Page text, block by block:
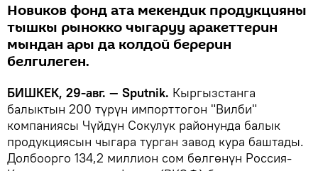
Новиков фонд ата мекендик продукцияны
тышкы рынокко чыгаруу аракеттерин
мындан ары да колдой берерин
белгилеген.
БИШКЕК, 29-авг. — Sputnik. Кыргызстанга
балыктын 200 түрүн импорттогон "Вилби"
компаниясы Чүйдүн Сокулук районунда балык
продукциясын чыгара турган завод кура баштады.
Долбоорго 134,2 миллион сом бөлгөнүн Россия-